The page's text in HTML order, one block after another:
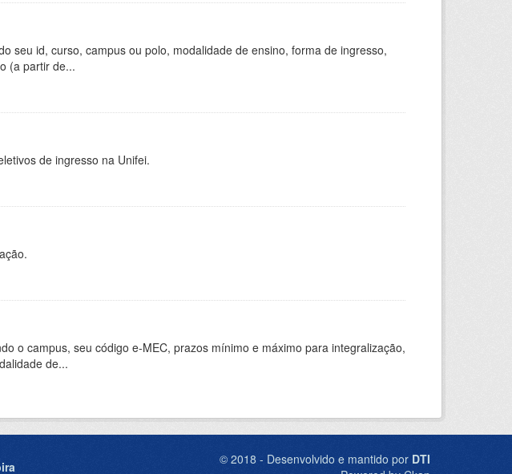
seu id, curso, campus ou polo, modalidade de ensino, forma de ingresso,
(a partir de...
de ingresso na Unifei.
o campus, seu código e-MEC, prazos mínimo e máximo para integralização,
de...
© 2018 - Desenvolvido e mantido por DTI